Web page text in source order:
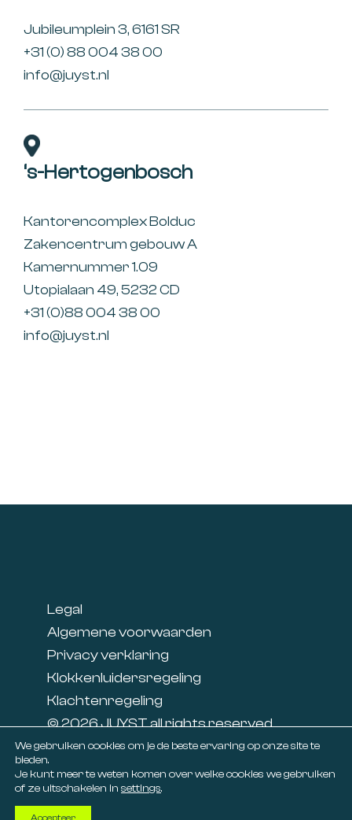
Jubileumplein 3, 6161 SR
+31 (0) 88 004 38 00
info@juyst.nl
‘s-Hertogenbosch
Kantorencomplex Bolduc
Zakencentrum gebouw A
Kamernummer 1.09
Utopialaan 49, 5232 CD
+31 (0)88 004 38 00
info@juyst.nl
Legal
Algemene voorwaarden
Privacy verklaring
Klokkenluidersregeling
Klachtenregeling
© 2026 JUYST all rights reserved
Linkedin
Facebook
We gebruiken cookies om je de beste ervaring op onze site te
bieden.
Je kunt meer te weten komen over welke cookies we gebruiken
of ze uitschakelen in settings.
Accepteer